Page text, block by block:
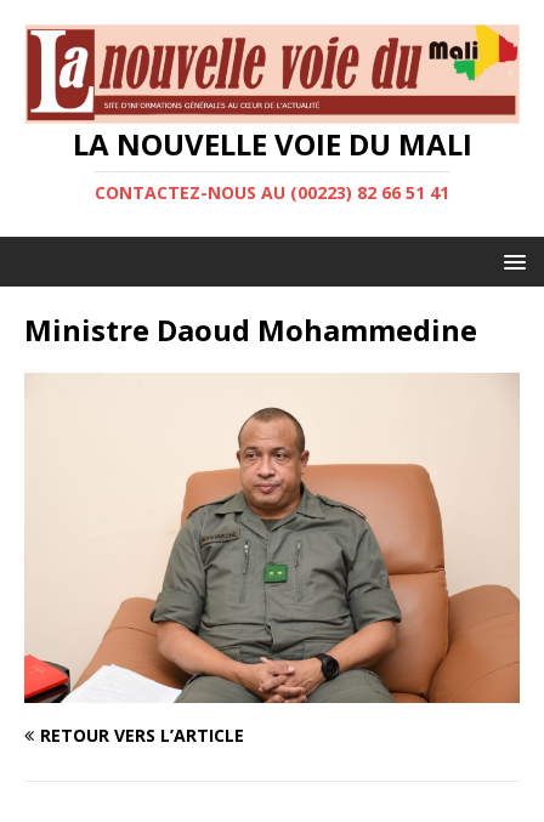
LA NOUVELLE VOIE DU MALI
CONTACTEZ-NOUS AU (00223) 82 66 51 41
Ministre Daoud Mohammedine
RETOUR VERS L’ARTICLE